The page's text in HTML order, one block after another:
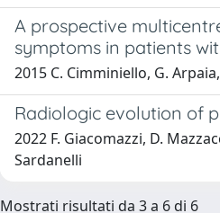
A prospective
symptoms in patients
2015 C. Cimminiello, G.
Radiologic evolution of
2022 F. Giacomazzi, D.
Sardanelli
Mostrati risultati da 3 a 6 di 6